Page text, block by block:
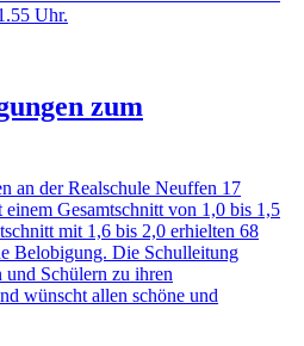
Uhr.
zum
an der Realschule Neuffen 17
Gesamtschnitt von 1,0 bis 1,5
mit 1,6 bis 2,0 erhielten 68
Belobigung. Die Schulleitung
und Schülern zu ihren
wünscht allen schöne und